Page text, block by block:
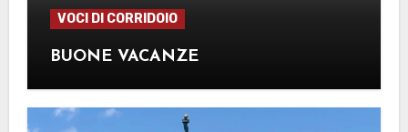
VOCI DI CORRIDOIO
BUONE VACANZE